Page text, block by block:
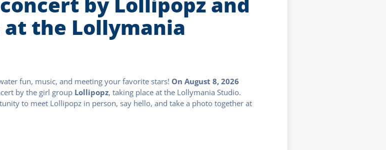
the Lollymania
fun, music, and meeting your favorite stars! On August 8, 2026
by the girl group Lollipopz, taking place at the Lollymania Studio.
to meet Lollipopz in person, say hello, and take a photo together at